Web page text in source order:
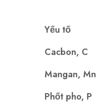
Yếu tố
Cacbon, C
Mangan, Mn
Phốt pho, P